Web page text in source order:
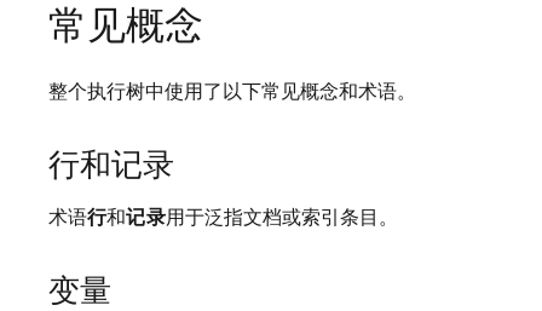
常见概念
整个执行树中使用了以下常见概念和术语。
行和记录
术语行和记录用于泛指文档或索引条目。
变量